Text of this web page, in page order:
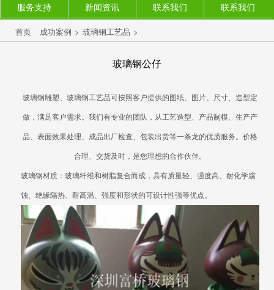
服务支持
新闻资讯 联系我们 联系我们
首页 成功案例 > 玻璃钢工艺品 >
玻璃钢公仔
玻璃钢雕塑、玻璃钢工艺品可按照客户提供的图纸、图片、尺寸、造型定
做，满足客户需求。我们有专业的团队，从工艺造型、产品制模、生产产
品、表面效果处理、成品出厂检查、包装出货等一条龙的优质服务。价格
合理、交货及时，是您理想的合作伙伴。
玻璃钢材质：玻璃纤维和树脂复合而成，具有质量轻、强度高、耐化学腐
蚀、绝缘隔热、耐高温、强度和形状的可设计性强等优点。